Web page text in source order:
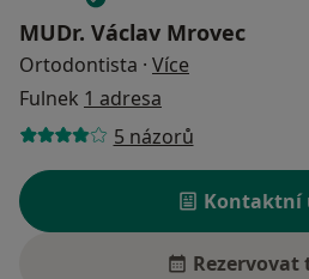
MUDr. Václav Mrovec
Ortodontista · Více
Fulnek 1 adresa
5 názorů
Kontaktní
Rezervovat